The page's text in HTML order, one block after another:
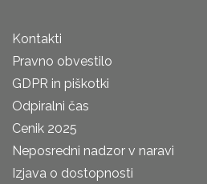
Kontakti
Pravno obvestilo
GDPR in piškotki
Odpiralni čas
Cenik 2025
Neposredni nadzor v naravi
Izjava o dostopnosti